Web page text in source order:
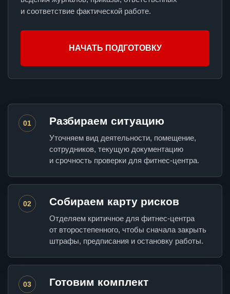
и соответствие фактической работе.
НАЧАТЬ ПОДГОТОВКУ
01 Разбираем ситуацию
Уточняем вид деятельности, помещение,
сотрудников, текущую документацию
и срочность проверки для фитнес-центра.
02 Собираем карту рисков
Отделяем критичное для фитнес-центра
от второстепенного, чтобы сначала закрыть
штрафы, предписания и остановку работы.
03 Готовим комплект